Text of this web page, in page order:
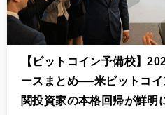
【ビットコイン予備校】
ースまとめ──米ビットコ
関投資家の本格回帰が鮮明